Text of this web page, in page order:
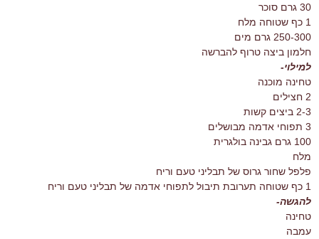
30 גרם סוכר
1 כף שטוחה מלח
250-300 גרם מים
חלמון ביצה טרוף להברשה
למילוי-
טחינה מוכנה
2 חצילים
2-3 ביצים קשות
3 תפוחי אדמה מבושלים
100 גרם גבינה בולגרית
מלח
פלפל שחור גרוס של תבליני טעם וריח
1 כף שטוחה תערובת תיבול לתפוחי אדמה של תבליני טעם וריח
להגשה-
טחינה
עמבה